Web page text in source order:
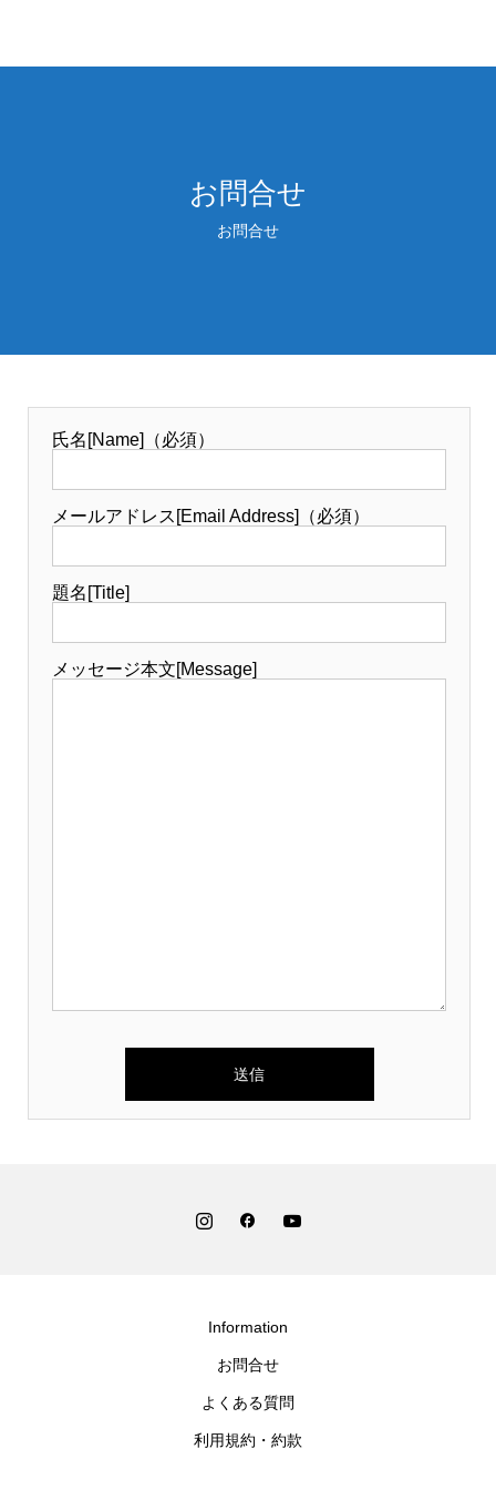
お問合せ
お問合せ
氏名[Name]（必須）
メールアドレス[Email Address]（必須）
題名[Title]
メッセージ本文[Message]
Information
お問合せ
よくある質問
利用規約・約款